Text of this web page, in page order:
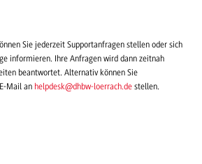
Sie jederzeit Supportanfragen stellen oder sich
informieren. Ihre Anfragen wird dann zeitnah
beantwortet. Alternativ können Sie
Mail an helpdesk@dhbw-loerrach.de stellen.